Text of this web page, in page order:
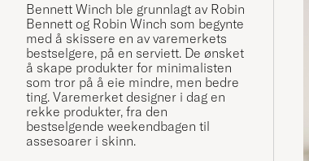
Bennett Winch ble grunnlagt av Robin
Bennett og Robin Winch som begynte
med å skissere en av varemerkets
bestselgere, på en serviett. De ønsket
å skape produkter for minimalisten
som tror på å eie mindre, men bedre
ting. Varemerket designer i dag en
rekke produkter, fra den
bestselgende weekendbagen til
assesoarer i skinn.